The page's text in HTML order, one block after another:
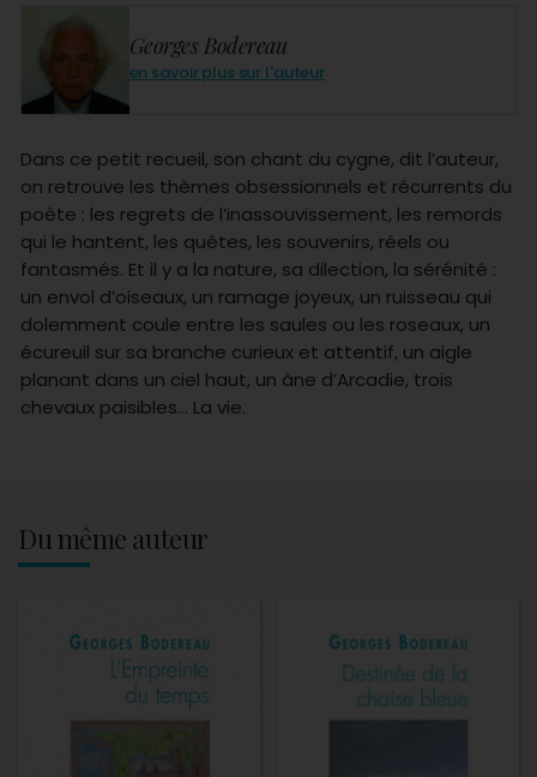
Georges Bodereau
en savoir plus sur l'auteur
Dans ce petit recueil, son chant du cygne, dit l’auteur,
on retrouve les thèmes obsessionnels et récurrents du
poète : les regrets de l’inassouvissement, les remords
qui le hantent, les quêtes, les souvenirs, réels ou
fantasmés. Et il y a la nature, sa dilection, la sérénité :
un envol d’oiseaux, un ramage joyeux, un ruisseau qui
dolemment coule entre les saules ou les roseaux, un
écureuil sur sa branche curieux et attentif, un aigle
planant dans un ciel haut, un âne d’Arcadie, trois
chevaux paisibles… La vie.
Du même auteur